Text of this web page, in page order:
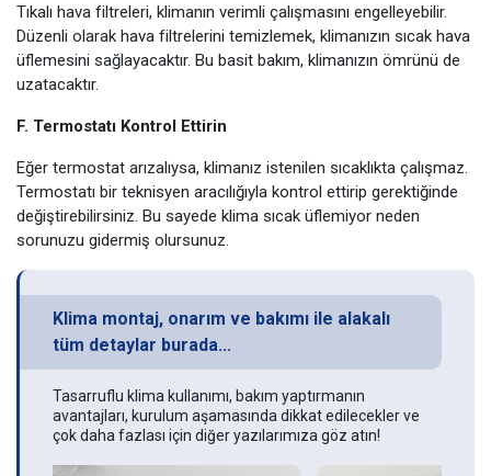
Tıkalı hava filtreleri, klimanın verimli çalışmasını engelleyebilir.
Düzenli olarak hava filtrelerini temizlemek, klimanızın sıcak hava
üflemesini sağlayacaktır. Bu basit bakım, klimanızın ömrünü de
uzatacaktır.
F. Termostatı Kontrol Ettirin
Eğer termostat arızalıysa, klimanız istenilen sıcaklıkta çalışmaz.
Termostatı bir teknisyen aracılığıyla kontrol ettirip gerektiğinde
değiştirebilirsiniz. Bu sayede klima sıcak üflemiyor neden
sorunuzu gidermiş olursunuz.
Klima montaj, onarım ve bakımı ile alakalı
tüm detaylar burada...
Tasarruflu klima kullanımı, bakım yaptırmanın
avantajları, kurulum aşamasında dikkat edilecekler ve
çok daha fazlası için diğer yazılarımıza göz atın!